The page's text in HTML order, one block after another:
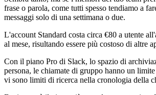
frase o parola, come tutti spesso tendiamo a
messaggi solo di una settimana o due.
L'account Standard costa circa €80 a utente
al mese, risultando essere più costoso di altre
Con il piano Pro di Slack, lo spazio di
persona, le chiamate di gruppo hanno un
vi sono limiti di ricerca nella cronologia della